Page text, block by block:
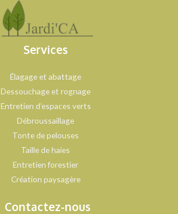
Services
Élagage et abattage
Dessouchage et rognage
Entretien d’espaces verts
Débroussaillage
Tonte de pelouses
Taille de haies
Entretien forestier
Création paysagère
Contactez-nous